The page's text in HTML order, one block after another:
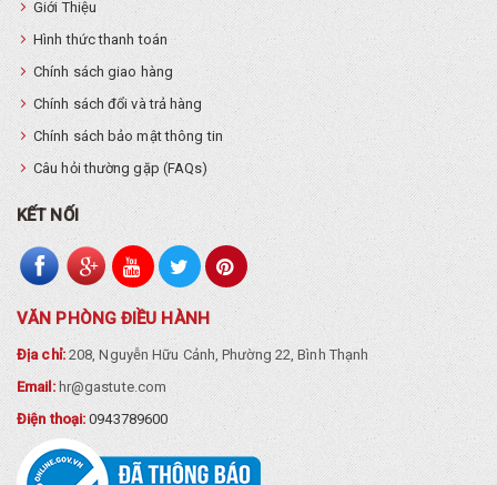
Giới Thiệu
Hình thức thanh toán
Chính sách giao hàng
Chính sách đổi và trả hàng
Chính sách bảo mật thông tin
Câu hỏi thường gặp (FAQs)
KẾT NỐI
VĂN PHÒNG ĐIỀU HÀNH
Địa chỉ:208, Nguyễn Hữu Cảnh, Phường 22, Bình Thạnh
Email: hr@gastute.com
Điện thoại:0943789600